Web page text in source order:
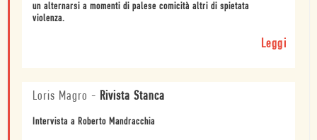
un alternarsi a momenti di palese comicità altri di spietata
violenza.
Leggi
Loris Magro - Rivista Stanca
Intervista a Roberto Mandracchia